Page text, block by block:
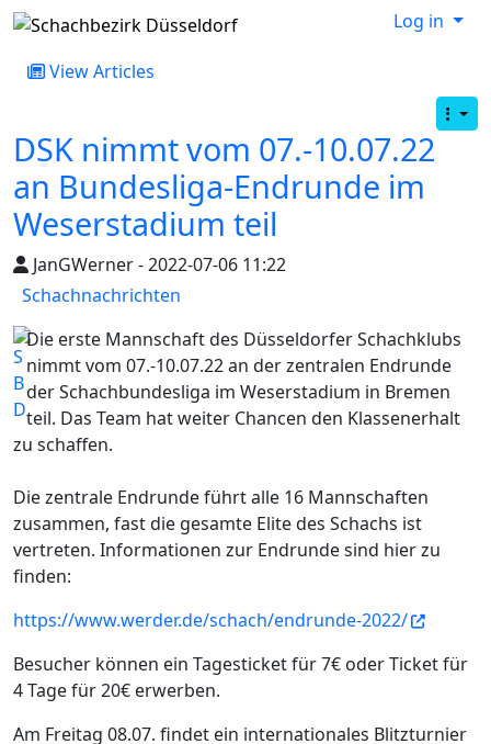
Log in
View Articles
DSK nimmt vom 07.-10.07.22
an Bundesliga-Endrunde im
Weserstadium teil
JanGWerner - 2022-07-06 11:22
Schachnachrichten
Die erste Mannschaft des Düsseldorfer Schachklubs
nimmt vom 07.-10.07.22 an der zentralen Endrunde
der Schachbundesliga im Weserstadium in Bremen
teil. Das Team hat weiter Chancen den Klassenerhalt
zu schaffen.
Die zentrale Endrunde führt alle 16 Mannschaften
zusammen, fast die gesamte Elite des Schachs ist
vertreten. Informationen zur Endrunde sind hier zu
finden:
https://www.werder.de/schach/endrunde-2022/
Besucher können ein Tagesticket für 7€ oder Ticket für
4 Tage für 20€ erwerben.
Am Freitag 08.07. findet ein internationales Blitzturnier